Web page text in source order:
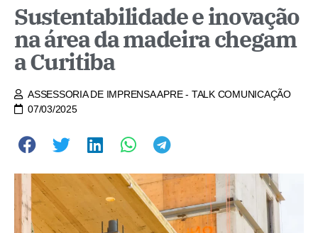
Sustentabilidade e inovação
na área da madeira chegam
a Curitiba
ASSESSORIA DE IMPRENSA APRE - TALK COMUNICAÇÃO
07/03/2025